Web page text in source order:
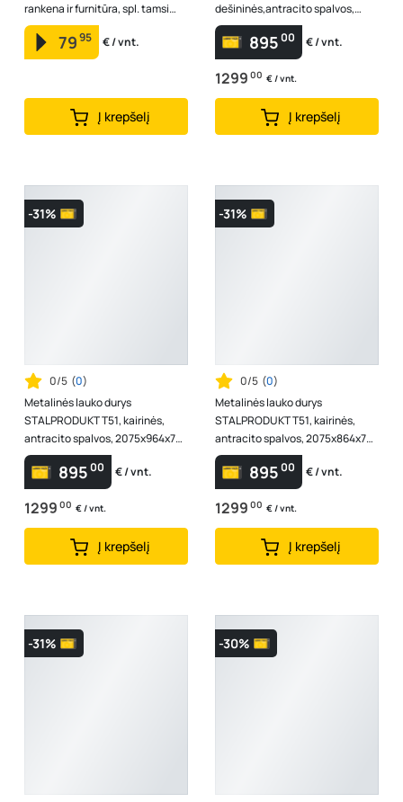
rankena ir furnitūra, spl. tamsi
ruda, matmenys 2000x800x43
mm
7995 € / vnt.
Į krepšelį
dešininės,antracito spalvos,
2075x964x72 mm
89500 € / vnt.
1299 00 € / vnt.
Į krepšelį
-31%
0/5 (0)
Metalinės lauko durys
STALPRODUKT T51, kairinės,
antracito spalvos, 2075x964x72
mm
89500 € / vnt.
1299 00 € / vnt.
Į krepšelį
-31%
0/5 (0)
Metalinės lauko durys
STALPRODUKT T51, kairinės,
antracito spalvos, 2075x864x72
mm
89500 € / vnt.
1299 00 € / vnt.
Į krepšelį
-31% -30%